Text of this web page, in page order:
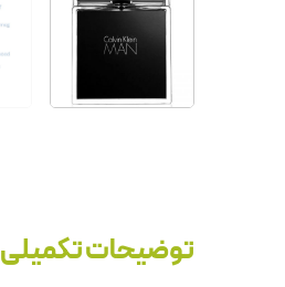
توضیحات تکمیلی